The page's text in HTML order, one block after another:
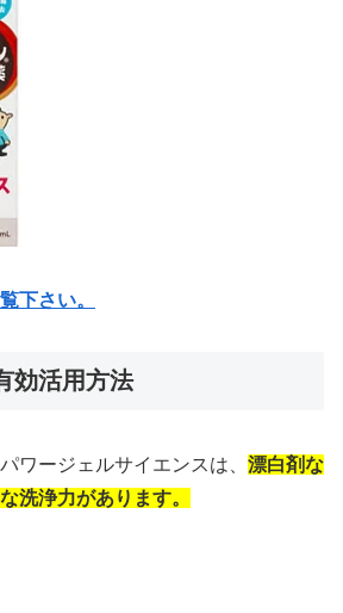
下さい。
効活用方法
ワージェルサイエンスは、 漂白剤な
洗浄力があります。